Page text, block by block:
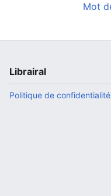
Mot
Librairal
Politique de confidentialité